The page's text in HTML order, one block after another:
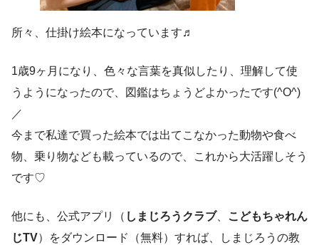
所々、仕掛け絵本になっています♬
1歳9ヶ月になり、色々な言葉を真似したり、理解して使
うようになったので、図鑑はちょうどよかったです(^O^)
／
今まで私達で買った絵本では出てこなかった動物や食べ
物、乗り物なども載っているので、これから大活躍しそう
です♡
他にも、公式アプリ（ しまじろうクラブ、
こどもちゃれん
じTV）をダウンロード（無料）すれば、しまじろうの教